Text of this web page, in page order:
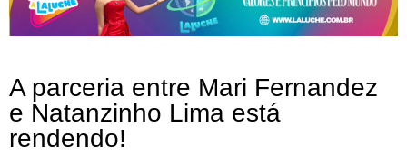
A parceria entre Mari Fernandez
e Natanzinho Lima está
rendendo!